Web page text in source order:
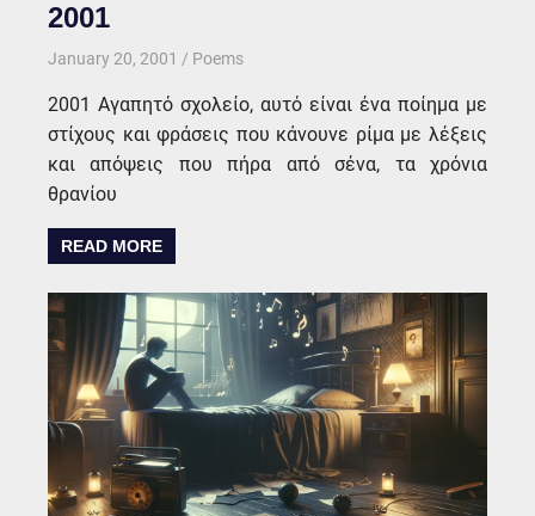
2001
January 20, 2001 kgk
Poems
2001 Αγαπητό σχολείο, αυτό είναι ένα ποίημα με
στίχους και φράσεις που κάνουνε ρίμα με λέξεις
και απόψεις που πήρα από σένα, τα χρόνια
θρανίου
READ MORE